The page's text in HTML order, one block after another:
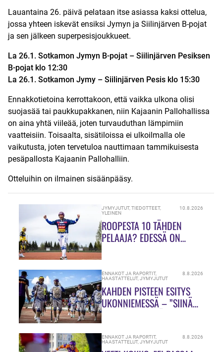
Lauantaina 26. päivä pelataan itse asiassa kaksi ottelua,
jossa yhteen iskevät ensiksi Jymyn ja Siilinjärven B-pojat
ja sen jälkeen superpesisjoukkueet.
La 26.1. Sotkamon Jymyn B-pojat – Siilinjärven Pesiksen
B-pojat klo 12:30
La 26.1. Sotkamon Jymy – Siilinjärven Pesis klo 15:30
Ennakkotietoina kerrottakoon, että vaikka ulkona olisi
suojasää tai paukkupakkanen, niin Kajaanin Pallohallissa
on aina yhtä viileää, joten turvauduthan lämpimiin
vaatteisiin. Toisaalta, sisätiloissa ei ulkoilmalla ole
vaikutusta, joten tervetuloa nauttimaan tammikuisesta
pesäpallosta Kajaanin Pallohalliin.
Otteluihin on ilmainen sisäänpääsy.
JYMYJUTUT,TIEDOTTEET,
YLEINEN
10.8.2026
ROOPESTA 10 TÄHDEN
PELAAJA? EDESSÄ ON
HIUKASSA!
ENNAKOT JA RAPORTIT,
HAASTATTELUT,JYMYJUTUT
8.8.2026
KAHDEN PISTEEN ESITYS
UKONNIEMESSÄ – ”SIINÄ
ENNAKOT JA RAPORTIT,
HAASTATTELUT,JYMYJUTUT
8.8.2026